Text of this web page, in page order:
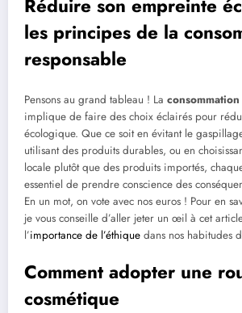
Réduire son empreinte
les principes de la
responsable
Pensons au grand tableau ! La
implique de faire des choix éclairés pour
écologique. Que ce soit en évitant le
utilisant des produits durables, ou en
locale plutôt que des produits importés,
essentiel de prendre conscience des
En un mot, on vote avec nos euros ! Pour en
je vous conseille d’aller jeter un œil à cet
l’importance de l’éthique dans nos habitudes
Comment adopter une
cosmétique